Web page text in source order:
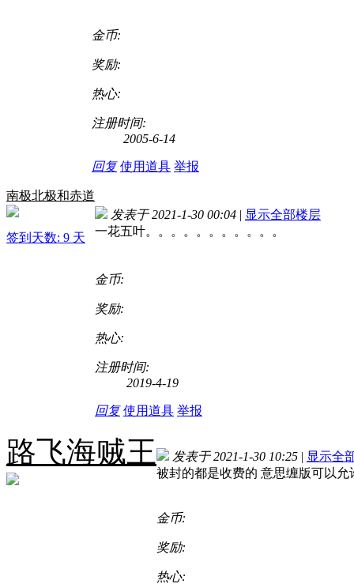
金币:
奖励:
热心:
注册时间:
2005-6-14
回复 使用道具 举报
南极北极和赤道
签到天数: 9 天
发表于 2021-1-30 00:04 | 显示全部楼层
一花五叶。。。。。。。。。。。
金币:
奖励:
热心:
注册时间:
2019-4-19
回复 使用道具 举报
路飞海贼王 发表于 2021-1-30 10:25 | 显示全
被封的都是收费的 意思缠版可以允
金币:
奖励:
热心: